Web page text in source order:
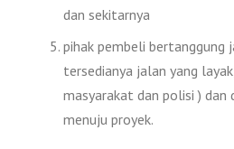
dan sekitarnya
pihak pembeli bertanggung
tersedianya jalan yang
masyarakat dan polisi )
menuju proyek.